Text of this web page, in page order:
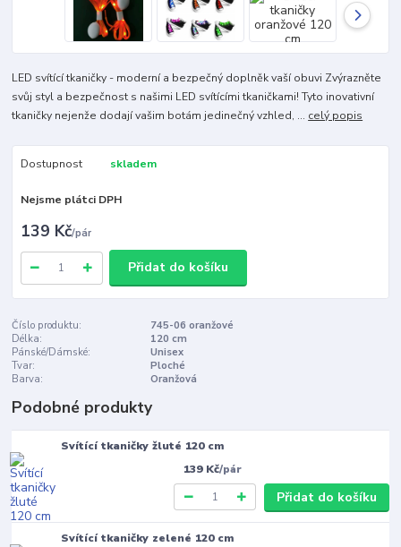
LED svítící tkaničky - moderní a bezpečný doplněk vaší obuvi Zvýrazněte
svůj styl a bezpečnost s našimi LED svítícími tkaničkami! Tyto inovativní
tkaničky nejenže dodají vašim botám jedinečný vzhled, ... celý popis
Dostupnost skladem
Nejsme plátci DPH
139 Kč/pár
Přidat do košíku
Číslo produktu:
745-06 oranžové
Délka:
120 cm
Pánské/Dámské:
Unisex
Tvar:
Ploché
Barva:
Oranžová
Podobné produkty
Svítící tkaničky žluté 120 cm
139 Kč/pár
Přidat do košíku
Svítící tkaničky zelené 120 cm